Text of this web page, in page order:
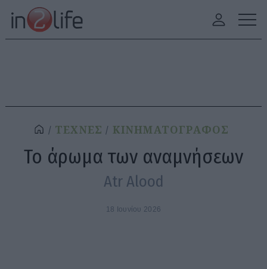
ΤΕΧΝΕΣ ΚΙΝΗΜΑΤΟΓΡΑΦΟΣ
Το άρωμα των αναμνήσεων
Atr Alood
18 Ιουνίου 2026